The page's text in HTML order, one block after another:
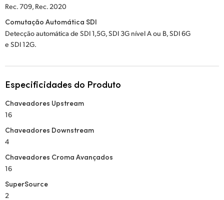
Rec. 709, Rec. 2020
Comutação Automática SDI
Detecção automática de SDI 1,5G, SDI 3G nível A ou B, SDI 6G
e SDI 12G.
Especificidades do Produto
Chaveadores Upstream
16
Chaveadores Downstream
4
Chaveadores Croma Avançados
16
SuperSource
2